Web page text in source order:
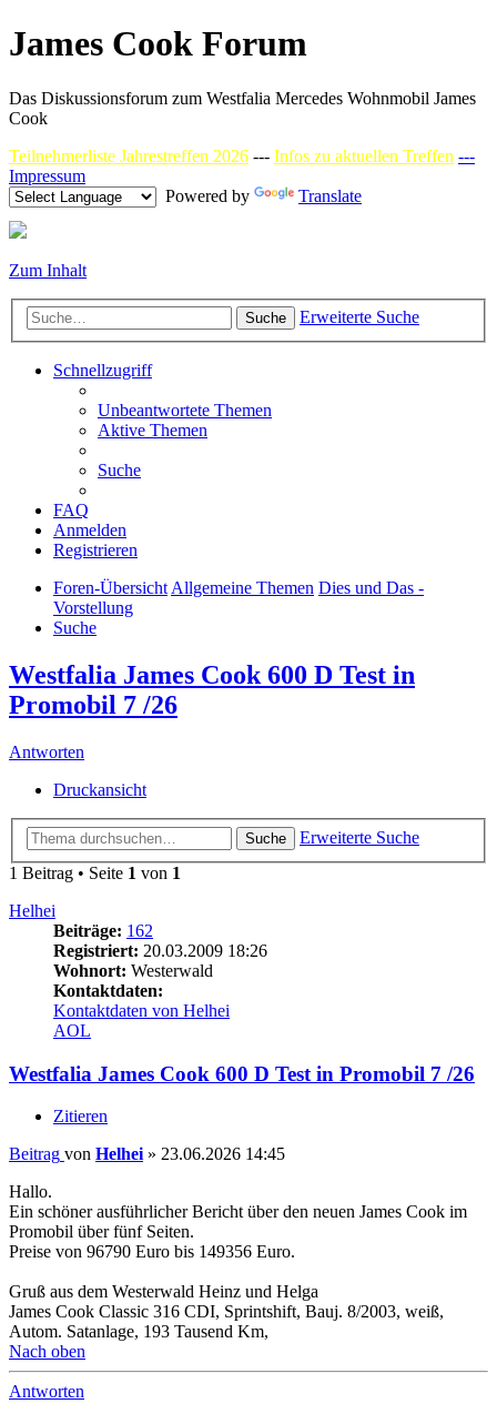
James Cook Forum
Das Diskussionsforum zum Westfalia Mercedes Wohnmobil James
Cook
Teilnehmerliste Jahrestreffen 2026 --- Infos zu aktuellen Treffen ---
Impressum
Powered by
Translate
Zum Inhalt
Suche Erweiterte Suche
Schnellzugriff
Unbeantwortete Themen
Aktive Themen
Suche
FAQ
Anmelden
Registrieren
Foren-ÜbersichtAllgemeine Themen Dies und Das -
Vorstellung
Suche
Westfalia James Cook 600 D Test in
Promobil 7 /26
Antworten
Druckansicht
Suche
Erweiterte Suche
1 Beitrag • Seite 1 von 1
Helhei
Beiträge: 162
Registriert: 20.03.2009 18:26
Wohnort: Westerwald
Kontaktdaten:
Kontaktdaten von Helhei
AOL
Westfalia James Cook 600 D Test in Promobil 7 /26
Zitieren
Beitrag von Helhei » 23.06.2026 14:45
Hallo.
Ein schöner ausführlicher Bericht über den neuen James Cook im
Promobil über fünf Seiten.
Preise von 96790 Euro bis 149356 Euro.
Gruß aus dem Westerwald Heinz und Helga
James Cook Classic 316 CDI, Sprintshift, Bauj. 8/2003, weiß,
Autom. Satanlage, 193 Tausend Km,
Nach oben
Antworten